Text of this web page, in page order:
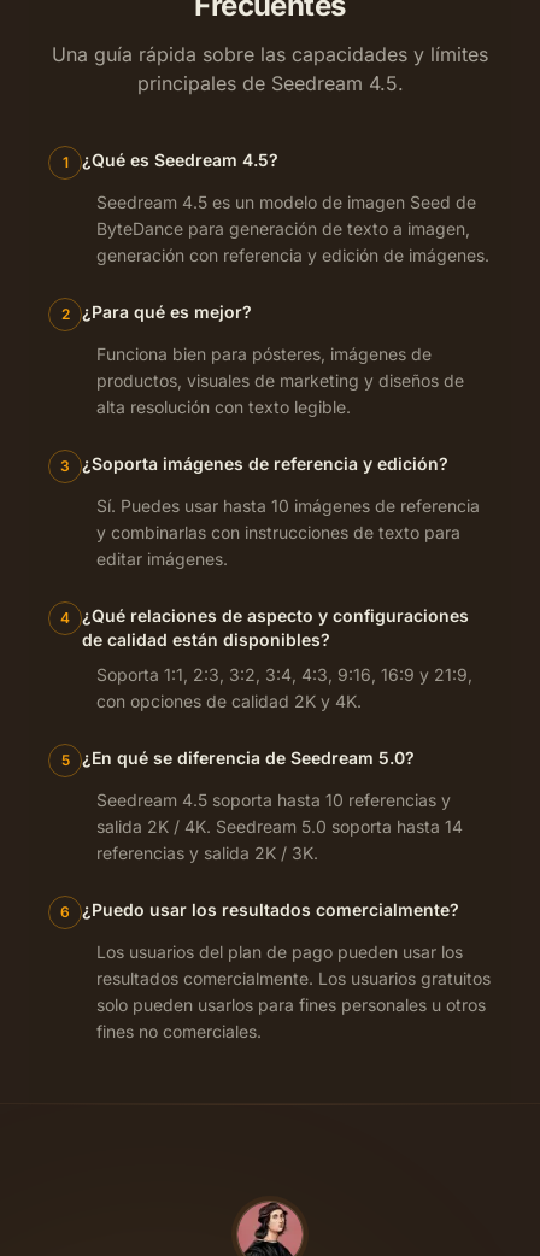
Una guía rápida sobre las capacidades y límites
principales de Seedream 4.5.
1 ¿Qué es Seedream 4.5?
Seedream 4.5 es un modelo de imagen Seed de
ByteDance para generación de texto a imagen,
generación con referencia y edición de imágenes.
2 ¿Para qué es mejor?
Funciona bien para pósteres, imágenes de
productos, visuales de marketing y diseños de
alta resolución con texto legible.
3 ¿Soporta imágenes de referencia y edición?
Sí. Puedes usar hasta 10 imágenes de referencia
y combinarlas con instrucciones de texto para
editar imágenes.
4
¿Qué relaciones de aspecto y configuraciones
de calidad están disponibles?
Soporta 1:1, 2:3, 3:2, 3:4, 4:3, 9:16, 16:9 y 21:9,
con opciones de calidad 2K y 4K.
5 ¿En qué se diferencia de Seedream 5.0?
Seedream 4.5 soporta hasta 10 referencias y
salida 2K / 4K. Seedream 5.0 soporta hasta 14
referencias y salida 2K / 3K.
6 ¿Puedo usar los resultados comercialmente?
Los usuarios del plan de pago pueden usar los
resultados comercialmente. Los usuarios gratuitos
solo pueden usarlos para fines personales u otros
fines no comerciales.